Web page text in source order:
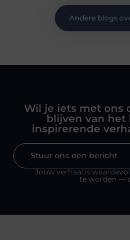
Andere blogs
Wil je iets met ons
blijven van het
inspirerende
Stuur ons een bericht
Jouw verhaal is
te worden —